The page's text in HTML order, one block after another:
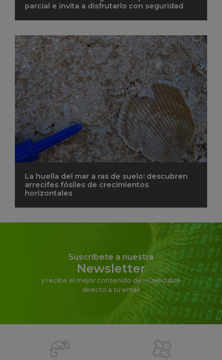
parcial e invita a disfrutarlo con seguridad
La huella del mar a ras de suelo: descubren
arrecifes fósiles de crecimientos
horizontales
Suscríbete a nuestra
Newsletter
y recibe el mejor contenido de i+Descubre
directo a tu email